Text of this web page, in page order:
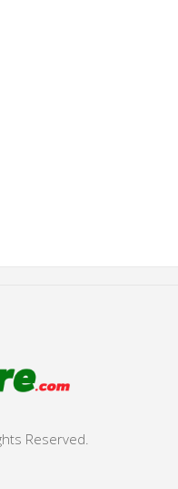
Reserved.